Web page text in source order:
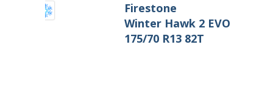
Firestone
Winter Hawk 2 EVO
175/70 R13 82T